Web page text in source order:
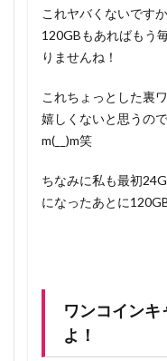
これヤバくないです
120GBもあればもう
りませんね！
これちょっとした裏
嬉しくないと思うの
m(__)m笑
ちなみに私も最初
になったあとに
ワンコイン
よ！